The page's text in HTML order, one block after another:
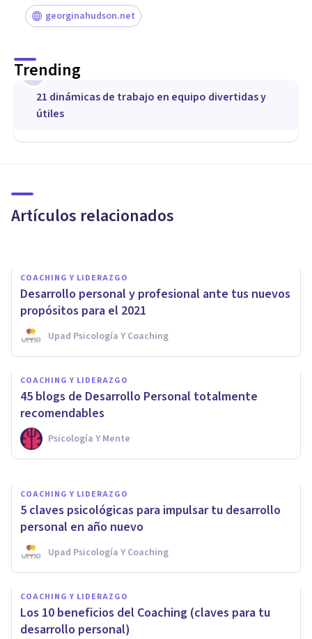
georginahudson.net
Trending
1
21 dinámicas de trabajo en equipo divertidas y
útiles
Artículos relacionados
Coaching en Valencia
COACHING Y LIDERAZGO
Desarrollo personal y profesional ante tus nuevos
propósitos para el 2021
Upad Psicología Y Coaching
COACHING Y LIDERAZGO
45 blogs de Desarrollo Personal totalmente
recomendables
Psicología Y Mente
¿Cómo puedes trabajar el
desarrollo personal?
D'arte Human And Business School
COACHING Y LIDERAZGO
5 claves psicológicas para impulsar tu desarrollo
personal en año nuevo
Upad Psicología Y Coaching
COACHING Y LIDERAZGO
Los 10 beneficios del Coaching (claves para tu
desarrollo personal)